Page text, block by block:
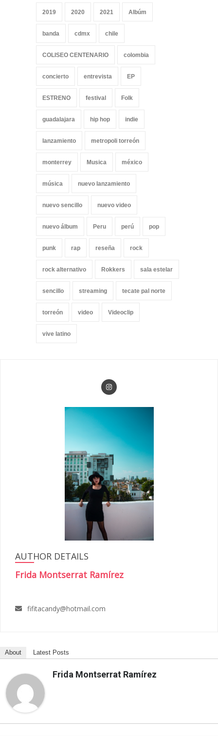
2019 2020 2021 Albúm
banda cdmx chile
COLISEO CENTENARIO colombia
concierto entrevista EP
ESTRENO festival Folk
guadalajara hip hop indie
lanzamiento metropoli torreón
monterrey Musica méxico
música nuevo lanzamiento
nuevo sencillo nuevo video
nuevo álbum Peru perú pop
punk rap reseña rock
rock alternativo Rokkers sala estelar
sencillo streaming tecate pal norte
torreón video Videoclip
vive latino
AUTHOR DETAILS
Frida Montserrat Ramírez
fifitacandy@hotmail.com
About Latest Posts
Frida Montserrat Ramírez